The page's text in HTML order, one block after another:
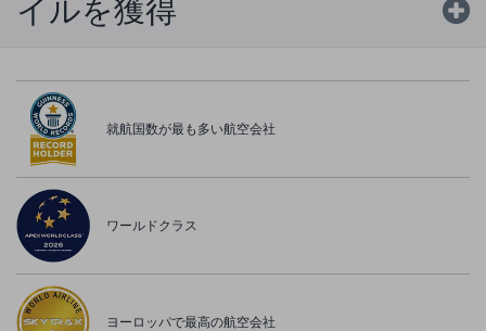
イルを獲得
就航国数が最も多い航空会社
ワールドクラス
ヨーロッパで最高の航空会社